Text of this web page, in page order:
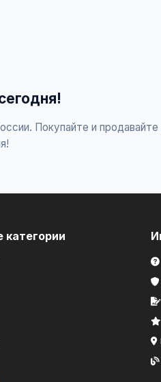
Покупайте и
категории